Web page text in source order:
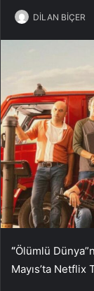
DİLAN BİÇER
“Ölümlü
Mayıs’ta